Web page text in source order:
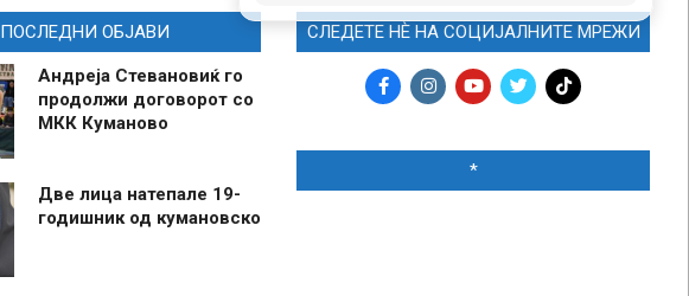
ПОСЛЕДНИ ОБЈАВИ
Андреја Стевановиќ го
продолжи договорот со
МКК Куманово
Две лица натепале 19-
годишник од кумановско
СЛЕДЕТЕ НЀ НА СОЦИЈАЛНИТЕ МРЕЖИ
*